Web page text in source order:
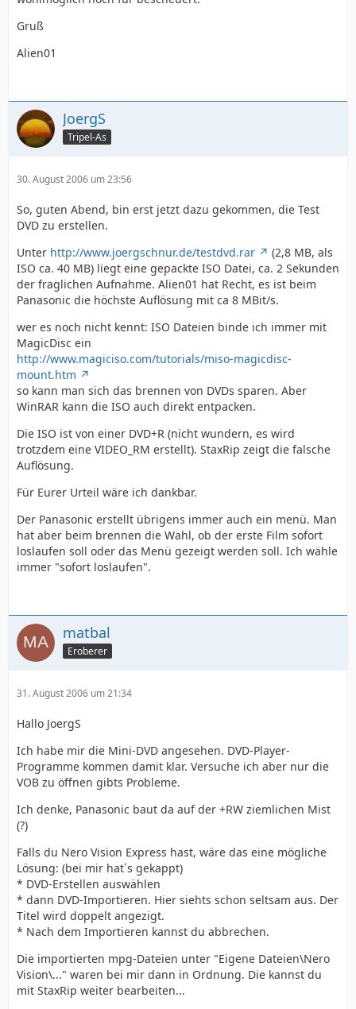
Gruß
Alien01
JoergS
Tripel-As
30. August 2006 um 23:56
So, guten Abend, bin erst jetzt dazu gekommen, die Test
DVD zu erstellen.
Unter http://www.joergschnur.de/testdvd.rar
(2,8 MB, als
ISO ca. 40 MB) liegt eine gepackte ISO Datei, ca. 2 Sekunden
der fraglichen Aufnahme. Alien01 hat Recht, es ist beim
Panasonic die höchste Auflösung mit ca 8 MBit/s.
wer es noch nicht kennt: ISO Dateien binde ich immer mit
MagicDisc ein
http://www.magiciso.com/tutorials/miso-magicdisc-
mount.htm
so kann man sich das brennen von DVDs sparen. Aber
WinRAR kann die ISO auch direkt entpacken.
Die ISO ist von einer DVD+R (nicht wundern, es wird
trotzdem eine VIDEO_RM erstellt). StaxRip zeigt die falsche
Auflösung.
Für Eurer Urteil wäre ich dankbar.
Der Panasonic erstellt übrigens immer auch ein menü. Man
hat aber beim brennen die Wahl, ob der erste Film sofort
loslaufen soll oder das Menü gezeigt werden soll. Ich wähle
immer "sofort loslaufen".
matbal
Eroberer
31. August 2006 um 21:34
Hallo JoergS
Ich habe mir die Mini-DVD angesehen. DVD-Player-
Programme kommen damit klar. Versuche ich aber nur die
VOB zu öffnen gibts Probleme.
Ich denke, Panasonic baut da auf der +RW ziemlichen Mist
(?)
Falls du Nero Vision Express hast, wäre das eine mögliche
Lösung: (bei mir hat´s gekappt)
* DVD-Erstellen auswählen
* dann DVD-Importieren. Hier siehts schon seltsam aus. Der
Titel wird doppelt angezigt.
* Nach dem Importieren kannst du abbrechen.
Die importierten mpg-Dateien unter "Eigene Dateien\Nero
Vision\..." waren bei mir dann in Ordnung. Die kannst du
mit StaxRip weiter bearbeiten...